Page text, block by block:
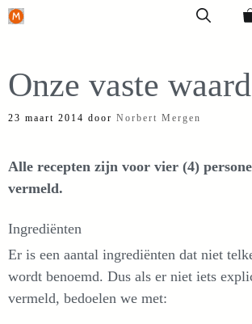
Ga
inhoud
Onze vaste
23 maart 2014 door Norbert Mergen
Alle recepten zijn voor vier (4)
vermeld.
Ingrediënten
Er is een aantal ingrediënten dat niet
wordt benoemd. Dus als er niet iets
vermeld, bedoelen we met: